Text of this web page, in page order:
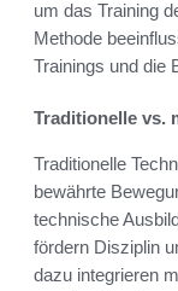
um das Training
Methode
Trainings und die
Traditionelle vs.
Traditionelle
bewährte
technische
fördern Disziplin
dazu integrieren